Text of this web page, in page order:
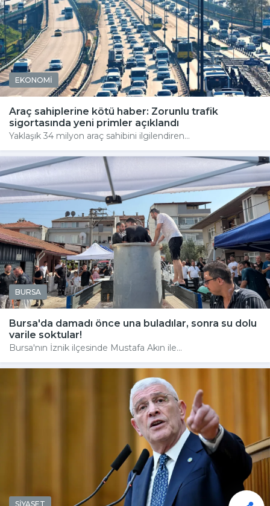
EKONOMİ
Araç sahiplerine kötü haber: Zorunlu trafik
sigortasında yeni primler açıklandı
Yaklaşık 34 milyon araç sahibini ilgilendiren...
BURSA
Bursa'da damadı önce una buladılar, sonra su dolu
varile soktular!
Bursa'nın İznik ilçesinde Mustafa Akın ile...
SİYASET